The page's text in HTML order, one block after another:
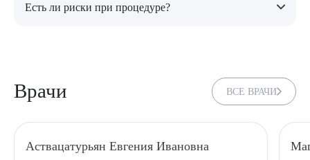
удаленные ткани не восстанавливаются.
Есть ли риски при процедуре?
восстановления.
Врачи ВСЕ ВРАЧИ
Аствацатурьян Евгения Ивановна